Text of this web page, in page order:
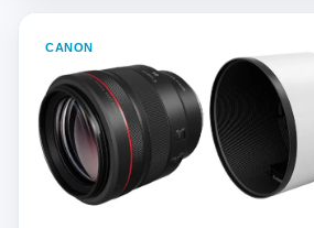
CANON